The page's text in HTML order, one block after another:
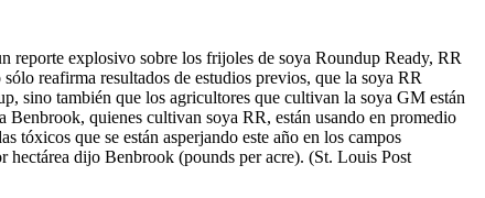
explosivo sobre los frijoles de soya Roundup Ready, RR
reafirma resultados de estudios previos, que la soya RR
sino también que los agricultores que cultivan la soya GM están
quienes cultivan soya RR, están usando en promedio
tóxicos que se están asperjando este año en los campos
hectárea dijo Benbrook (pounds per acre). (St. Louis Post